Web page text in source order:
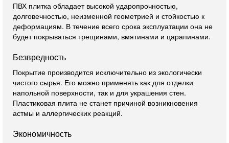
ПВХ плитка обладает высокой ударопрочностью,
долговечностью, неизменной геометрией и стойкостью к
деформациям. В течение всего срока эксплуатации она не
будет покрываться трещинами, вмятинами и царапинами.
Безвредность
Покрытие производится исключительно из экологически
чистого сырья. Его можно применять как для отделки
напольной поверхности, так и для украшения стен.
Пластиковая плита не станет причиной возникновения
астмы и аллергических реакций.
Экономичность